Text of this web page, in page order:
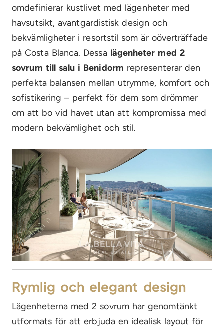
omdefinierar kustlivet med lägenheter med
havsutsikt, avantgardistisk design och
bekvämligheter i resortstil som är oöverträffade
på Costa Blanca. Dessa lägenheter med 2
sovrum till salu i Benidorm representerar den
perfekta balansen mellan utrymme, komfort och
sofistikering – perfekt för dem som drömmer
om att bo vid havet utan att kompromissa med
modern bekvämlighet och stil.
Rymlig och elegant design
Lägenheterna med 2 sovrum har genomtänkt
utformats för att erbjuda en idealisk layout för